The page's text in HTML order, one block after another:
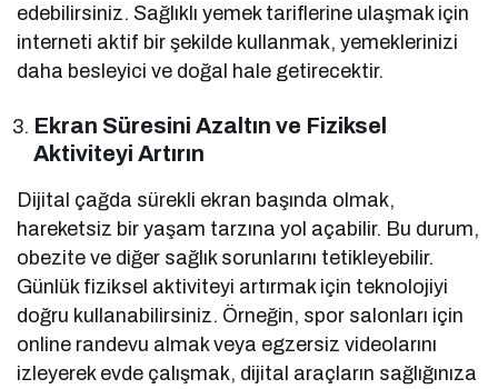
edebilirsiniz. Sağlıklı yemek tariflerine ulaşmak için
interneti aktif bir şekilde kullanmak, yemeklerinizi
daha besleyici ve doğal hale getirecektir.
Ekran Süresini Azaltın ve Fiziksel
Aktiviteyi Artırın
Dijital çağda sürekli ekran başında olmak,
hareketsiz bir yaşam tarzına yol açabilir. Bu durum,
obezite ve diğer sağlık sorunlarını tetikleyebilir.
Günlük fiziksel aktiviteyi artırmak için teknolojiyi
doğru kullanabilirsiniz. Örneğin, spor salonları için
online randevu almak veya egzersiz videolarını
izleyerek evde çalışmak, dijital araçların sağlığınıza